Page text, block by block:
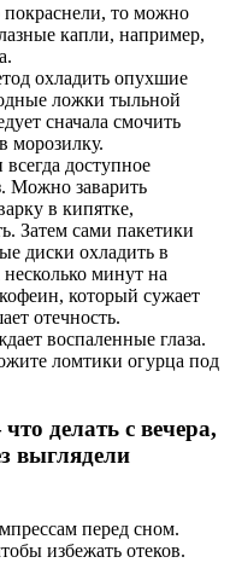
покраснели, то можно
капли, например,
охладить опухшие
ложки тыльной
сначала смочить
морозилку.
доступное
Можно заварить
в кипятке,
Затем сами пакетики
диски охладить в
минут на
который сужает
отечность.
воспаленные глаза.
ломтики огурца под
делать с вечера,
выглядели
перед сном.
избежать отеков.